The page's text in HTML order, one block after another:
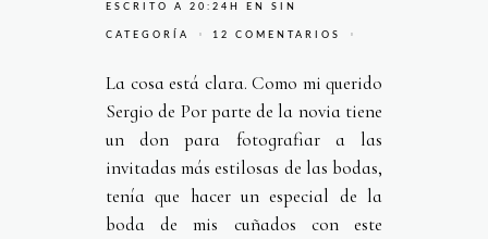
ESCRITO A 20:24H EN SIN
CATEGORÍA 12 COMENTARIOS
La cosa está clara. Como mi querido
Sergio de Por parte de la novia tiene
un don para fotografiar a las
invitadas más estilosas de las bodas,
tenía que hacer un especial de la
boda de mis cuñados con este